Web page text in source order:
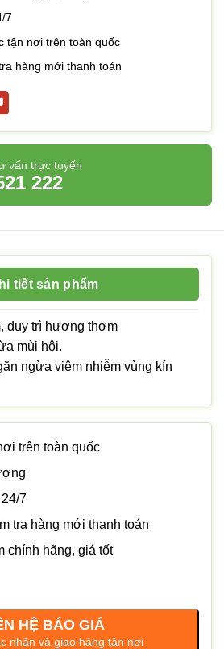
7
tận nơi trên toàn quốc
hàng mới thanh toán
vấn trực tuyến
222
tiết sản phẩm
duy trì hương thơm
mùi hôi.
ngừa viêm nhiễm vùng kín
trên toàn quốc
7
tra hàng mới thanh toán
chính hãng, giá tốt
HỆ BÁO GIÁ
nhận và giao hàng tận nơi